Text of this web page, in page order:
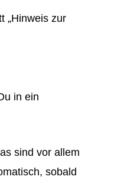
„Hinweis zur
in ein
sind vor allem
sobald